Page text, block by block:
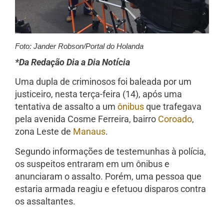
Foto: Jander Robson/Portal do Holanda
*Da Redação Dia a Dia Notícia
Uma dupla de criminosos foi baleada por um
justiceiro, nesta terça-feira (14), após uma
tentativa de assalto a um ônibusque trafegava
pela avenida Cosme Ferreira, bairro Coroado,
zona Leste de Manaus.
Segundo informações de testemunhas à polícia,
os suspeitos entraram em um ônibus e
anunciaram o assalto. Porém, uma pessoa que
estaria armada reagiu e efetuou disparos contra
os assaltantes.